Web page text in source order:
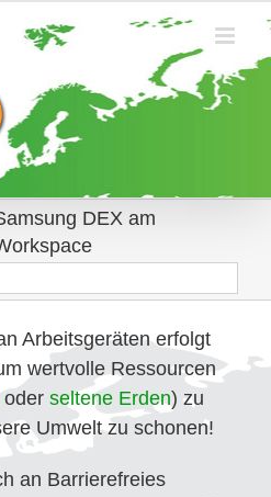
DEX am
Arbeitsgeräten erfolgt
wertvolle Ressourcen
oder seltene Erden) zu
Umwelt zu schonen!
an Barrierefreies